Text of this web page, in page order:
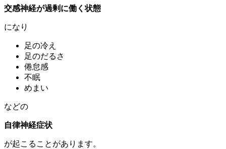
交感神経が過剰に働く状態
になり
足の冷え
足のだるさ
倦怠感
不眠
めまい
などの
自律神経症状
が起こることがあります。